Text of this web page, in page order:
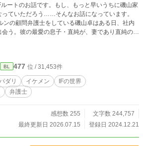
ートのお話です。もし、もっと早いうちに磯山家
っていただろう……そんなお話になっています。
ンの顧問弁護士をしている磯山卓はある日、社内
う。彼の最愛の息子・直純が、妻であり直純の母
運ばれたと知り、弁護士として一緒に病院に向か
り記憶喪失になってしまう。保の代わりに直純と
ぬ想いが込み上げてきた卓は自分が里親になるこ
こちらだけIFルートとして独立させることにしま
るので、お互いに登場することがあります。 R1
的にあるかもしれないということでR18にしてい
BL 477 位 / 31,453件
ダリ イケメン
IFの世界
弁護士
感想数 255
文字数 244,757
最終更新日 2026.07.15
登録日 2024.12.21